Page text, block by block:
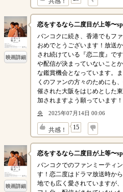
映画詳細
恋をするなら二度目が上等〜
バンコクに続き、香港でもフ
おめでとうございます！放送
され続けている『恋二度』で
や配信が決まっていないこと
な鑑賞機会となっています。
くのファンの方々のためにも
催された大阪をはじめとした
加されますよう願っています！
央 2025年07月14日 00:06
共感！ 15
↓
映画詳細
恋をするなら二度目が上等〜
バンコクでのファンミーティ
す！恋二度はドラマ放送時か
地でも広く愛されていますが